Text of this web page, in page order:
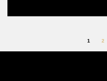
1 2